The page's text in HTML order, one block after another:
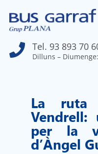
 Tel. 93 893 70
Dilluns –
La ruta
Vendrell:
per la
d’Àngel